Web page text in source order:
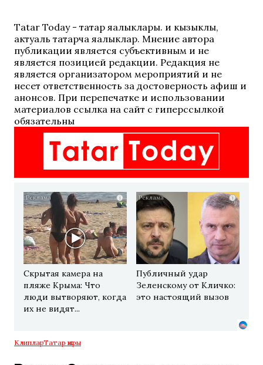
Tatar Today - татар яңалыклары. иң кызыклы,
актуаль татарча яңалыклар. Мнение автора
публикации является субъективным и не
является позицией редакции. Редакция не
является организатором мероприятий и не
несет ответственность за достоверность афиш и
анонсов. При перепечатке и использовании
материалов ссылка на сайт с гиперссылкой
обязательны
i
Скрытая камера на
пляже Крыма: Что
люди вытворяют, когда
их не видят...
i
Публичный удар
Зеленскому от Кличко:
это настоящий вызов
КлипларТатар җыры